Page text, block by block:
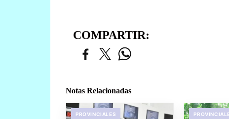
COMPARTIR:
Notas Relacionadas
PROVINCIALES